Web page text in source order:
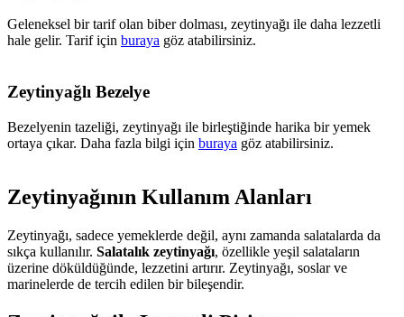
Geleneksel bir tarif olan biber dolması, zeytinyağı ile daha lezzetli
hale gelir. Tarif için buraya göz atabilirsiniz.
Zeytinyağlı Bezelye
Bezelyenin tazeliği, zeytinyağı ile birleştiğinde harika bir yemek
ortaya çıkar. Daha fazla bilgi için buraya göz atabilirsiniz.
Zeytinyağının Kullanım Alanları
Zeytinyağı, sadece yemeklerde değil, aynı zamanda salatalarda da
sıkça kullanılır. Salatalık zeytinyağı, özellikle yeşil salataların
üzerine döküldüğünde, lezzetini artırır. Zeytinyağı, soslar ve
marinelerde de tercih edilen bir bileşendir.